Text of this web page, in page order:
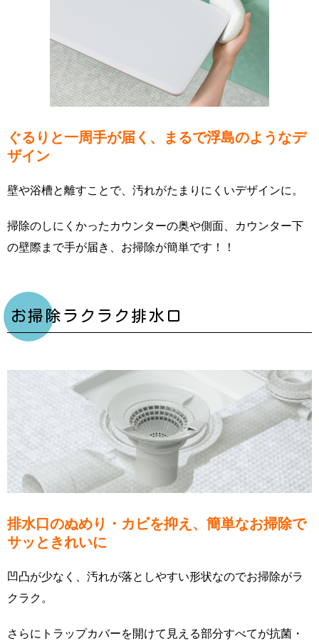
ぐるりと一周手が届く、まるで浮島のようなデ
ザイン
壁や浴槽と離すことで、汚れがたまりにくいデザインに。
掃除のしにくかったカウンターの奥や側面、カウンター下
の壁際まで手が届き、お掃除が簡単です ！！
お掃除ラクラク排水口
排水口のぬめり・カビを抑え、簡単なお掃除で
サッときれいに
凹凸が少なく、汚れが落としやすい形状なのでお掃除がラ
クラク。
さらにトラップカバーを開けて見える部分すべてが抗菌・